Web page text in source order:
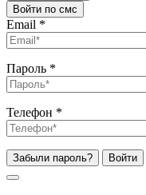
Войти по смс
Email *
Пароль *
Телефон *
Забыли пароль? Войти